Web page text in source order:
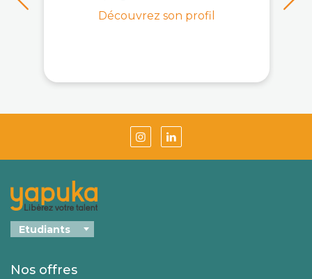
Découvrez son profil
Nos offres